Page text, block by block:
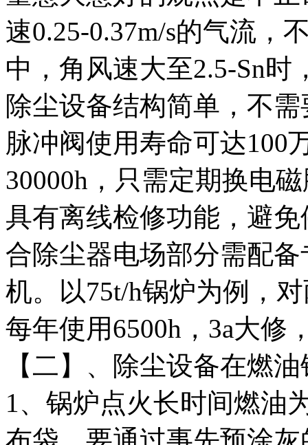
速0.25-0.37m/s的气流，
中，角风速大至2.5-Sn
除尘设备结构简单，不
脉冲阀使用寿命可达100
30000h，只需定期换电
具有离线检修功能，避
合除尘器电场部分需配
机。以75t/h锅炉为例，
每年使用6500h，3a大修
【二】、除尘设备在燃
1、锅炉点火长时间燃油